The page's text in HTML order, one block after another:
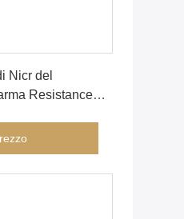
Nicr del
Resistance